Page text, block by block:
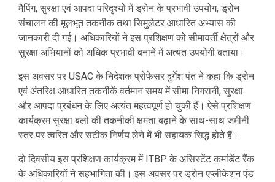
मैपिंग, सुरक्षा एवं आपदा परिदृश्यों में ड्रोन के प्रभावी उपयोग, ड्रोन
संचालन की मूलभूत तकनीक तथा सिमुलेटर आधारित अभ्यास की
जानकारी दी गई। अधिकारियों ने इस प्रशिक्षण को सीमावर्ती क्षेत्रों और
सुरक्षा अभियानों को अधिक प्रभावी बनाने में अत्यंत उपयोगी बताया।
इस अवसर पर USAC के निदेशक प्रोफेसर दुर्गेश पंत ने कहा कि ड्रोन
एवं अंतरिक्ष आधारित तकनीकें वर्तमान समय में सीमा निगरानी, सुरक्षा
और आपदा प्रबंधन के लिए अत्यंत महत्वपूर्ण हो चुकी हैं। ऐसे प्रशिक्षण
कार्यक्रम सुरक्षा बलों की तकनीकी क्षमता बढ़ाने के साथ-साथ जमीनी
स्तर पर त्वरित और सटीक निर्णय लेने में भी सहायक सिद्ध होते हैं।
दो दिवसीय इस प्रशिक्षण कार्यक्रम में ITBP के असिस्टेंट कमांडेंट रैंक
के अधिकारियों ने सहभागिता की। इस अवसर पर ड्रोन एप्लीकेशन एंड